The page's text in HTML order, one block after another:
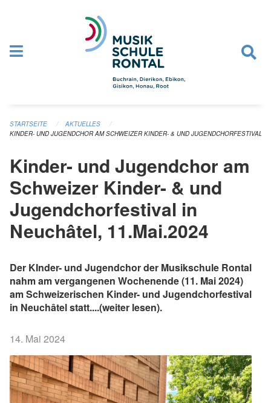
STARTSEITE
AKTUELLES
KINDER- UND JUGENDCHOR AM SCHWEIZER KINDER- & UND JUGENDCHORFESTIVAL
Kinder- und Jugendchor am
Schweizer Kinder- & und
Jugendchorfestival in
Neuchâtel, 11.Mai.2024
Der KInder- und Jugendchor der Musikschule Rontal
nahm am vergangenen Wochenende (11. Mai 2024)
am Schweizerischen Kinder- und Jugendchorfestival
in Neuchâtel statt....(weiter lesen).
14. Mai 2024